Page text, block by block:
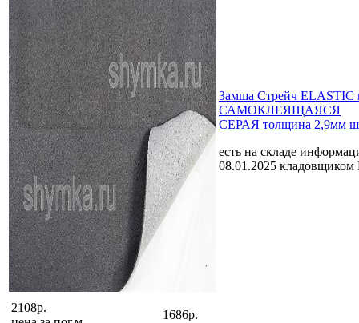
Замша Стрейч ELASTIC
САМОКЛЕЯЩАЯСЯ
СЕРАЯ толщина 2,9мм
есть на складе
08.01.2025 кладовщиком
2108р.
1686р.